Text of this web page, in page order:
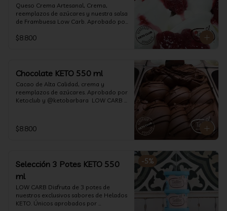
Queso Crema Artesanal, Crema,
reemplazos de azúcares y nuestra salsa
de Frambuesa Low Carb. Aprobado por
KETO. (550 ml)
$8.800
Chocolate KETO 550 ml
Cacao de Alta Calidad, crema y
reemplazos de azúcares. Aprobado por
Ketoclub y @ketobarbara  LOW CARB
$8.800
-5%
Selección 3 Potes KETO 550
ml
LOW CARB Disfruta de 3 potes de
nuestros exclusivos sabores de Helados
KETO. Únicos aprobados por